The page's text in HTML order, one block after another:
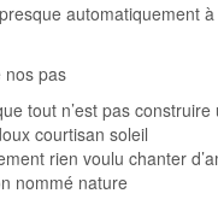
automatiquement
nos pas
tout n’est pas construire
courtisan soleil
rien voulu chanter
nommé nature